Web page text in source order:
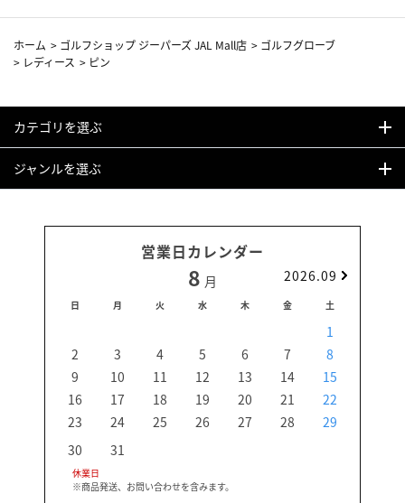
ホーム > ゴルフショップ ジーパーズ JAL Mall店 > ゴルフグローブ
> レディース > ピン
カテゴリを選ぶ
ジャンルを選ぶ
営業日カレンダー
8 月 2026.09
日 月 火 水 木 金 土
1
2
3 4 5 6 7
8
9
10 11 12 13 14
15
16
17 18 19 20 21
22
23
24 25 26 27 28
29
30
31
休業日
※商品発送、お問い合わせを含みます。